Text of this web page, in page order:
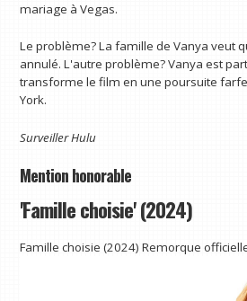
mariage à Vegas.
Le problème? La famille de Vanya veut
annulé. L'autre problème? Vanya est
transforme le film en une poursuite
York.
SurveillerHulu
Mention honorable
'Famille choisie' (2024)
Famille choisie (2024) Remorque